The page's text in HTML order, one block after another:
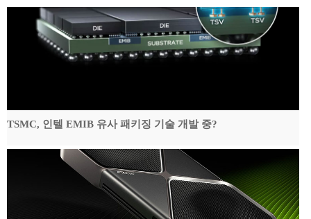
TSMC, 인텔 EMIB 유사 패키징 기술 개발 중?